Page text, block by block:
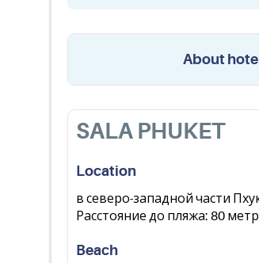
About
SALA PHUKET
Location
в северо-западной части
Расстояние до пляжа: 80
Beach